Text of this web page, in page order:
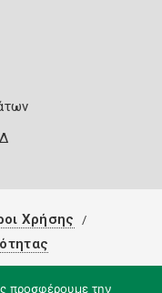
Χρήσης
προσφέρουμε την